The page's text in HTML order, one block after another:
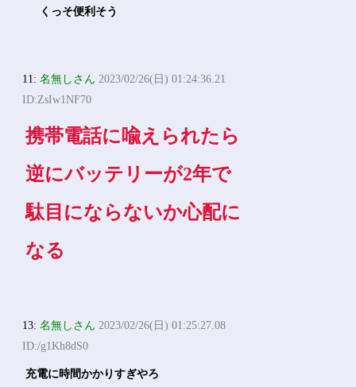
くっそ便利そう
11:名無しさん 2023/02/26(日) 01:24:36.21
ID:ZsIw1NF70
携帯電話に喩えられたら
逆にバッテリーが2年で
駄目にならないか心配に
なる
13:名無しさん 2023/02/26(日) 01:25:27.08
ID:/g1Kh8dS0
充電に時間かかりすぎやろ